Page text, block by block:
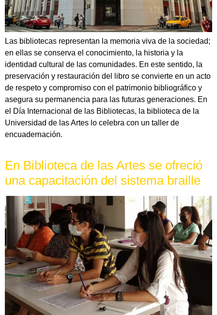
Las bibliotecas representan la memoria viva de la sociedad;
en ellas se conserva el conocimiento, la historia y la
identidad cultural de las comunidades. En este sentido, la
preservación y restauración del libro se convierte en un acto
de respeto y compromiso con el patrimonio bibliográfico y
asegura su permanencia para las futuras generaciones. En
el Día Internacional de las Bibliotecas, la biblioteca de la
Universidad de las Artes lo celebra con un taller de
encuadernación.
En Biblioteca de las Artes se ofreció
una capacitación del sistema braille